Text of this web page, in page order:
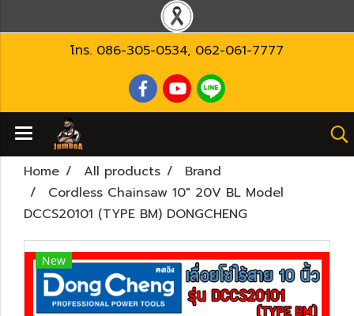
โทร. 086-305-0534, 062-061-7777
Home All products
Brand
Cordless Chainsaw 10" 20V BL Model
DCCS20101 (TYPE BM) DONGCHENG
New